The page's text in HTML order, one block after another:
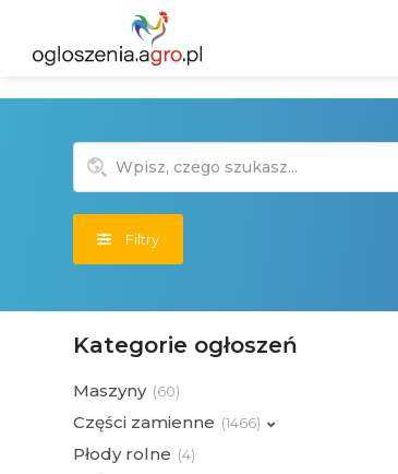
Filtry
Kategorie ogłoszeń
Maszyny (60)
Części zamienne (1466)
Płody rolne (4)